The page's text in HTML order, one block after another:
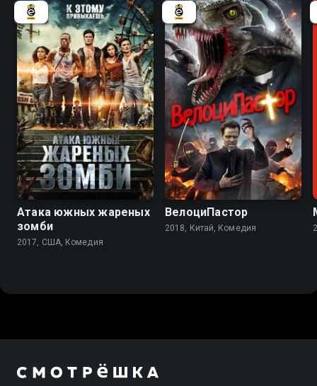
3.8
Атака южных жареных
зомби
2017, США, Комедия
6.0 5.1
ВелоциПастор
2018, Китай, Комедия